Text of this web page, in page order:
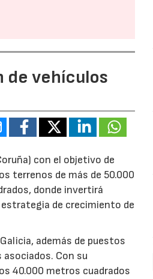
de vehículos
con el objetivo de
terrenos de más de 50.000
donde invertirá
de crecimiento de
además de puestos
Con su
40.000 metros cuadrados